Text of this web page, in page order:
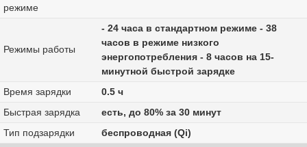
режиме
Режимы работы
- 24 часа в стандартном режиме - 38
часов в режиме низкого
энергопотребления - 8 часов на 15-
минутной быстрой зарядке
Время зарядки
0.5 ч
Быстрая зарядка
есть, до 80% за 30 минут
Тип подзарядки
беспроводная (Qi)